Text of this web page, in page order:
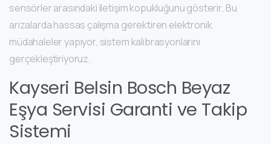
sensörler arasındaki iletişim kopukluğunu gösterir. Bu
arızalarda hassas çalışma gerektiren elektronik
müdahaleler yapıyor, sistem kalibrasyonlarını
gerçekleştiriyoruz.
Kayseri Belsin Bosch Beyaz
Eşya Servisi Garanti ve Takip
Sistemi